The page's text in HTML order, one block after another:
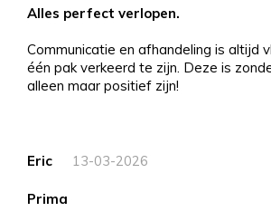
alles perfect verlopen.
Communicatie en afhandeling is altijd
één pak verkeerd te zijn. Deze is
alleen maar positief zijn!
Eric 13-03-2026
prima